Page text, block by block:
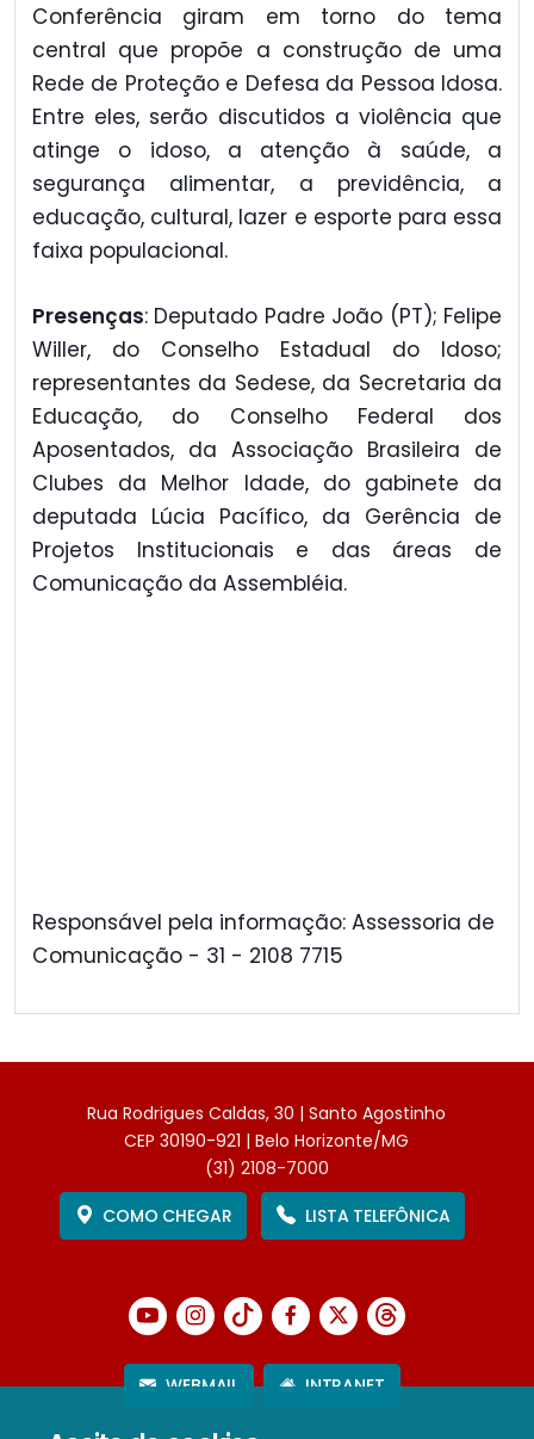
Conferência giram em torno do tema
central que propõe a construção de uma
Rede de Proteção e Defesa da Pessoa Idosa.
Entre eles, serão discutidos a violência que
atinge o idoso, a atenção à saúde, a
segurança alimentar, a previdência, a
educação, cultural, lazer e esporte para essa
faixa populacional.
Presenças: Deputado Padre João (PT); Felipe
Willer, do Conselho Estadual do Idoso;
representantes da Sedese, da Secretaria da
Educação, do Conselho Federal dos
Aposentados, da Associação Brasileira de
Clubes da Melhor Idade, do gabinete da
deputada Lúcia Pacífico, da Gerência de
Projetos Institucionais e das áreas de
Comunicação da Assembléia.
Responsável pela informação: Assessoria de
Comunicação - 31 - 2108 7715
Rua Rodrigues Caldas, 30 | Santo Agostinho
CEP 30190-921 | Belo Horizonte/MG
(31) 2108-7000
COMO CHEGAR
LISTA TELEFÔNICA
WEBMAIL INTRANET